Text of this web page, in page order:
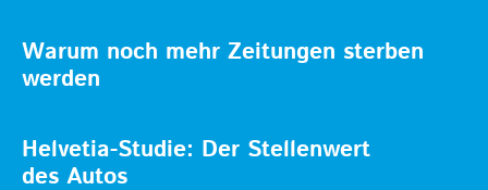
Warum noch mehr Zeitungen sterben
werden
Helvetia-Studie: Der Stellenwert
des Autos